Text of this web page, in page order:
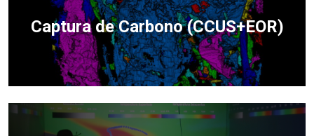
Captura de Carbono (CCUS+EOR)